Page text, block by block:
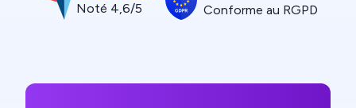
Noté 4,6/5
Conforme au RGPD